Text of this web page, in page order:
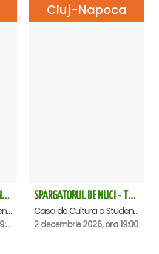
ROMEO SI JULIETA - Cluj Napoca
Casa de Cultura a Studentilor Dumitru Farcas, Cluj-Napoca
26 octombrie 2026, ora 19:00
Cluj-Napoca
SPARGATORUL DE NUCI - Turneu National - Cluj Napoca
Casa de Cultura a Studentilor Dumitru Farcas, Cluj-Napoca
2 decembrie 2026, ora 19:00